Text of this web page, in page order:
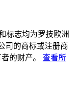
标志均为罗技欧洲
司的商标或注册商
的财产。 查看所